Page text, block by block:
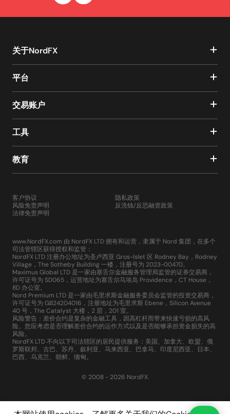
关于NordFX
平台
交易账户
工具
教育
客户协议
风险免责声明
法律免责声明
隐私政策
反洗钱/反恐融资政策
www.NordFX.com 由 NordFX LTD 拥有和运营，隶属于 Nord 集团，在多个
司法管辖区获得授权和监管：
NordFX LTD 注册办公地址为圣卢西亚 Gros-Islet 区 Rodney Bay，Rodney
Village，The Sotheby Building 一楼，注册号为 2023-00470。
Maximus Global LTD 是一家由塞舌尔金融服务管理局监管的证券交易商，
许可证号为 SD065，运营地址为塞舌尔马埃岛 Providence，CT House，
8D 办公室。
Nord Premium LTD 是一家由毛里求斯金融服务委员会监管的投资交易商，
许可证号为 GB24204016，注册地址为毛里求斯 Ebene，Silicon Avenue
40 号，The Catalyst 大楼，2 层，201 室。
风险警告：差价合约是复杂的金融工具，因高杠杆而带来快速亏损的高风
险。您应考虑是否理解差价合约的运作方式以及是否能够承担资金损失的高
风险。
NordFX LTD 不向以下司法辖区的居民提供服务：美国、加拿大、欧盟、俄
罗斯联邦、古巴、苏丹、叙利亚、马来西亚、巴拿马、印度尼西亚、日本、
巴西、乌克兰、朝鲜、缅甸。
© 2008 - 2026 NordFX.